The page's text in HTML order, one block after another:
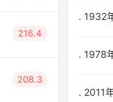
216.4
208.3
. 1932
. 1978
. 2011